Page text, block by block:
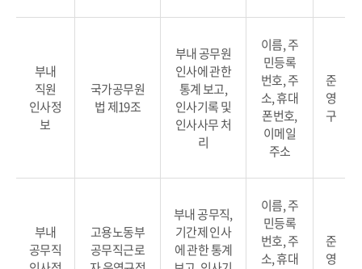
부내
직원
인사정
보
국가공무원
법 제19조
부내 공무원
인사에 관한
통계 보고,
인사기록 및
인사사무 처
리
이름, 주
민등록
번호, 주
소, 휴대
폰번호,
이메일
주소
준
영
구
부내
공무직
고용노동부
공무직근로
부내 공무직,
기간제 인사
에 관한 통계
이름, 주
민등록
번호, 주
소, 휴대
준
영